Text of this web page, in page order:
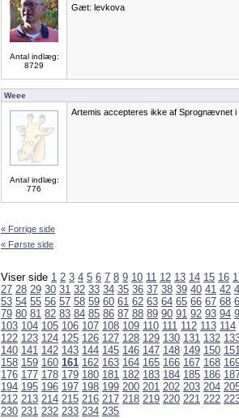
Antal indlæg:
8729
Gæt: levkova
Weee
Antal indlæg:
776
Artemis accepteres ikke af Sprognævnet i
« Forrige side
« Første side
Viser side 1 2 3 4 5 6 7 8 9 10 11 12 13 14 15 16
27 28 29 30 31 32 33 34 35 36 37 38 39 40 41 42
53 54 55 56 57 58 59 60 61 62 63 64 65 66 67 68
79 80 81 82 83 84 85 86 87 88 89 90 91 92 93 94
103 104 105 106 107 108 109 110 111 112 113 114
122 123 124 125 126 127 128 129 130 131 132
140 141 142 143 144 145 146 147 148 149 150
158 159 160 161 162 163 164 165 166 167 168
176 177 178 179 180 181 182 183 184 185 186
194 195 196 197 198 199 200 201 202 203 204
212 213 214 215 216 217 218 219 220 221 222
230 231 232 233 234 235